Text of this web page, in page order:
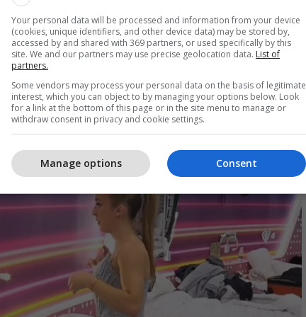
Demollari dhe Selin Bollati po shkëlqejnë me
po ashtu kanë zgjedhur kostume elegante për
Your personal data will be processed and information from your device
(cookies, unique identifiers, and other device data) may be stored by,
accessed by and shared with 369 partners, or used specifically by this
site. We and our partners may use precise geolocation data. List of
partners.
Some vendors may process your personal data on the basis of legitimate
interest, which you can object to by managing your options below. Look
for a link at the bottom of this page or in the site menu to manage or
withdraw consent in privacy and cookie settings.
Consent
Manage options